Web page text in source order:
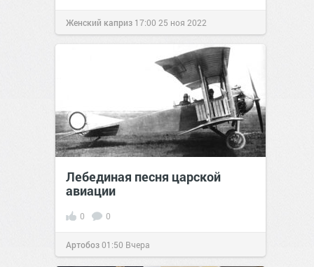
Женский каприз 17:00 25 ноя 2022
Лебединая песня царской
авиации
0 0
Артобоз01:50 Вчера